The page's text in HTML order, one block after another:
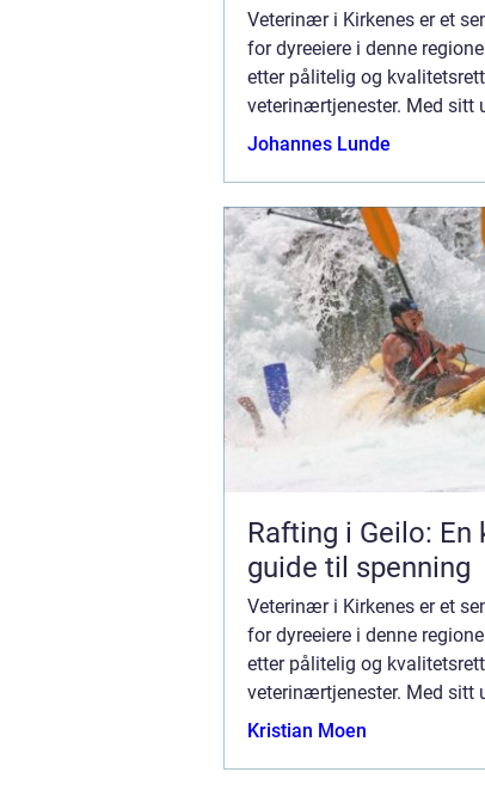
Veterinær i Kirkenes er et
for dyreeiere i denne
etter pålitelig og
veterinærtjenester. Med sitt
geografiske plassering, byr
Johannes Lunde
Rafting i Geilo:
guide til spenning
Veterinær i Kirkenes er et
for dyreeiere i denne
etter pålitelig og
veterinærtjenester. Med sitt
geografiske plassering, byr
Kristian Moen